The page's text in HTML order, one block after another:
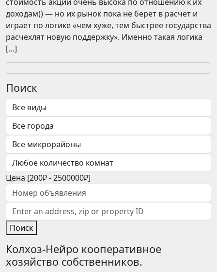
доходам)) — но их рынок пока не берет в расчет и
играет по логике «чем хуже, тем быстрее государства
расчехлят новую поддержку». Именно такая логика
[…]
Поиск
Цена [200₽-2500000₽]
Поиск
Колхоз-Нейро кооперативное
хозяйство собственников.